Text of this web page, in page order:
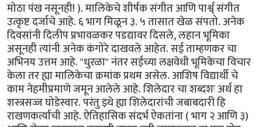
मोठा पंख नसूनही! ). मालिकेचे शीर्षक संगीत आणि पार्श्व् संगीत
उत्कृष्ट दर्जाचे आहे. ६ भाग मिळून ३. ५ तासात खेळ संपतो. अनेक
दिवसांनी दिलीप प्रभावळकर पडद्यावर दिसले, लहान भूमिका
असूनही त्यांनी अनेक कंगोरे दाखवले आहेत. सई ताम्हणकर चा
अभिनय उत्तम आहे. "धुरळा" नंतर सईच्या लक्षवेधी भूमिकेचा विचार
केला तर ह्या मालिकेचा क्रमांक प्रथम असेल. आशिष विद्यार्थी चे
काम नेहमीप्रमाणे जमून आलेले आहे. शिलेदार चा शब्दशः अर्थ हा
शस्त्रसज्ज घोडेस्वार. परंतु इथे ह्या शिलेदारांची जबाबदारी हि
राखणकर्त्याची आहे. ऐतिहासिक संदर्भ ऐकतांना ( भाग २ आणि ३)